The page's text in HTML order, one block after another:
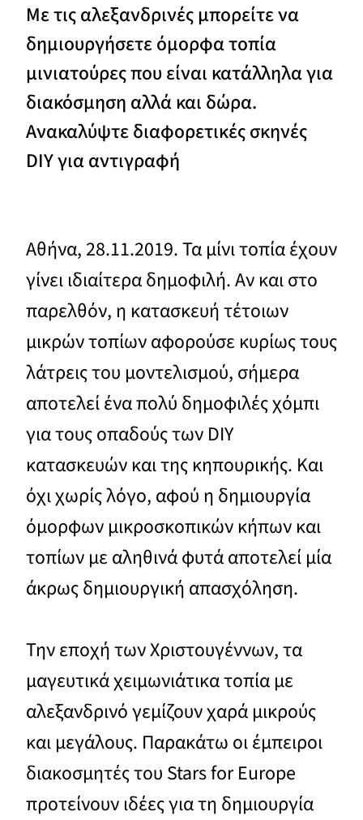
Με τις αλεξανδρινές μπορείτε να
δημιουργήσετε όμορφα τοπία
μινιατούρες που είναι κατάλληλα για
διακόσμηση αλλά και δώρα.
Ανακαλύψτε διαφορετικές σκηνές
DIY για αντιγραφή
Αθήνα, 28.11.2019. Τα μίνι τοπία έχουν
γίνει ιδιαίτερα δημοφιλή. Αν και στο
παρελθόν, η κατασκευή τέτοιων
μικρών τοπίων αφορούσε κυρίως τους
λάτρεις του μοντελισμού, σήμερα
αποτελεί ένα πολύ δημοφιλές χόμπι
για τους οπαδούς των DIY
κατασκευών και της κηπουρικής. Και
όχι χωρίς λόγο, αφού η δημιουργία
όμορφων μικροσκοπικών κήπων και
τοπίων με αληθινά φυτά αποτελεί μία
άκρως δημιουργική απασχόληση.
Την εποχή των Χριστουγέννων, τα
μαγευτικά χειμωνιάτικα τοπία με
αλεξανδρινό γεμίζουν χαρά μικρούς
και μεγάλους. Παρακάτω οι έμπειροι
διακοσμητές του Stars for Europe
προτείνουν ιδέες για τη δημιουργία